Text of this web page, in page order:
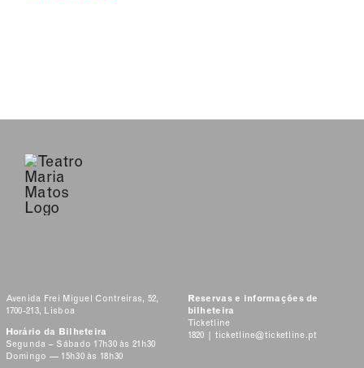
Avenida Frei Miguel Contreiras, 52,
1700-213, Lisboa
Horário da Bilheteira
Segunda – Sábado 17h30 às 21h30
Domingo — 15h30 às 18h30
Reservas e informações de
bilheteira
Ticketline
1820 | ticketline@ticketline.pt